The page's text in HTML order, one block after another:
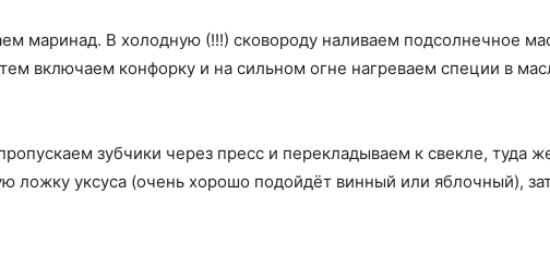
маринад. В холодную (!!!) сковороду наливаем подсолнечное
включаем конфорку и на сильном огне нагреваем специи в
зубчики через пресс и перекладываем к свекле, туда
ложку уксуса (очень хорошо подойдёт винный или яблочный),